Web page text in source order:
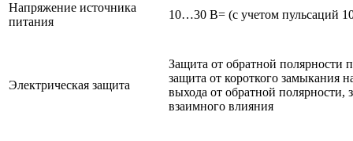
Напряжение источника
питания
10…30 В= (с учетом пульсаций
Электрическая защита
Защита от обратной полярности
защита от короткого замыкания
выхода от обратной полярности,
взаимного влияния